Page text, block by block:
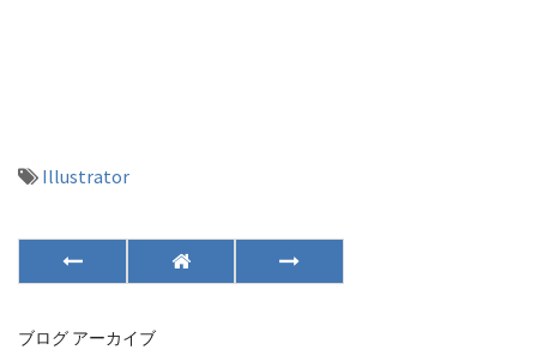
Illustrator
ブログ アーカイブ